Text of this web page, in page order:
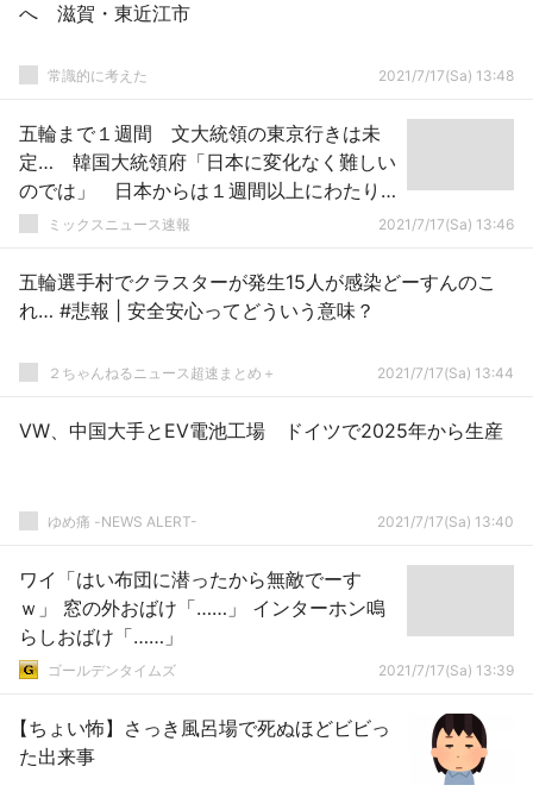
へ 滋賀・東近江市
常識的に考えた 2021/7/17(Sa) 13:48
五輪まで１週間 文大統領の東京行きは未
定… 韓国大統領府「日本に変化なく難しい
のでは」 日本からは１週間以上にわたり
明確な返答なし…
ミックスニュース速報 2021/7/17(Sa) 13:46
五輪選手村でクラスターが発生15人が感染どーすんのこ
れ… #悲報 | 安全安心ってどういう意味？
２ちゃんねるニュース超速まとめ＋ 2021/7/17(Sa) 13:44
VW、中国大手とEV電池工場 ドイツで2025年から生産
ゆめ痛 -NEWS ALERT- 2021/7/17(Sa) 13:40
ワイ「はい布団に潜ったから無敵でーす
ｗ」 窓の外おばけ「……」 インターホン鳴
らしおばけ「……」
ゴールデンタイムズ 2021/7/17(Sa) 13:39
【ちょい怖】さっき風呂場で死ぬほどビビっ
た出来事